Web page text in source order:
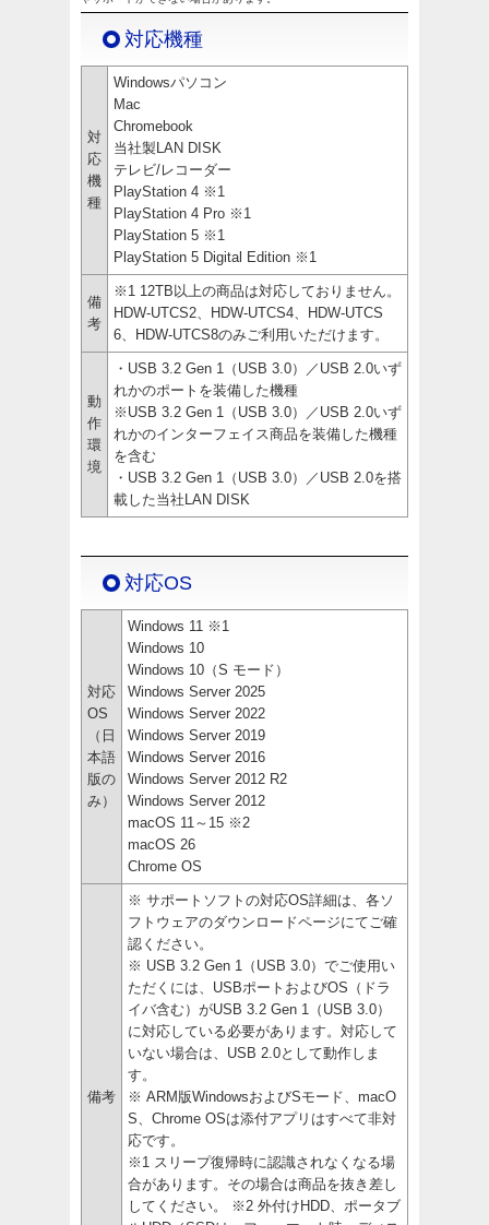
対応機種
対
応
機
種
Windowsパソコン
Mac
Chromebook
当社製LAN DISK
テレビ/レコーダー
PlayStation 4 ※1
PlayStation 4 Pro ※1
PlayStation 5 ※1
PlayStation 5 Digital Edition ※1
備
考
※1 12TB以上の商品は対応しておりません。
HDW-UTCS2、HDW-UTCS4、HDW-UTCS
6、HDW-UTCS8のみご利用いただけます。
動
作
環
境
・USB 3.2 Gen 1（USB 3.0）／USB 2.0いず
れかのポートを装備した機種
※USB 3.2 Gen 1（USB 3.0）／USB 2.0いず
れかのインターフェイス商品を装備した機種
を含む
・USB 3.2 Gen 1（USB 3.0）／USB 2.0を搭
載した当社LAN DISK
対応OS
対応
OS
（日
本語
版の
み）
Windows 11 ※1
Windows 10
Windows 10（S モード）
Windows Server 2025
Windows Server 2022
Windows Server 2019
Windows Server 2016
Windows Server 2012 R2
Windows Server 2012
macOS 11～15 ※2
macOS 26
Chrome OS
備考
※ サポートソフトの対応OS詳細は、各ソ
フトウェアのダウンロードページにてご確
認ください。
※ USB 3.2 Gen 1（USB 3.0）でご使用い
ただくには、USBポートおよびOS（ドラ
イバ含む）がUSB 3.2 Gen 1（USB 3.0）
に対応している必要があります。対応して
いない場合は、USB 2.0として動作しま
す。
※ ARM版WindowsおよびSモード、macO
S、Chrome OSは添付アプリはすべて非対
応です。
※1 スリープ復帰時に認識されなくなる場
合があります。その場合は商品を抜き差し
してください。 ※2 外付けHDD、ポータブ